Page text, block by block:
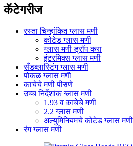
कॅटेगरीज
रस्ता चिन्हांकित ग्लास मणी
कोटेड ग्लास मणी
ग्लास मणी ड्रॉप करा
इंटरमिक्स ग्लास मणी
सँडब्लास्टिंग ग्लास मणी
पोकळ ग्लास मणी
काचेचे मणी पीसणे
उच्च निर्देशांक ग्लास मणी
1.93 व काचेचे मणी
2.2 ग्लास मणी
अल्युमिनियमचे कोटेड ग्लास मणी
रंग ग्लास मणी